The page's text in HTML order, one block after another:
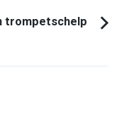
trompetschelp